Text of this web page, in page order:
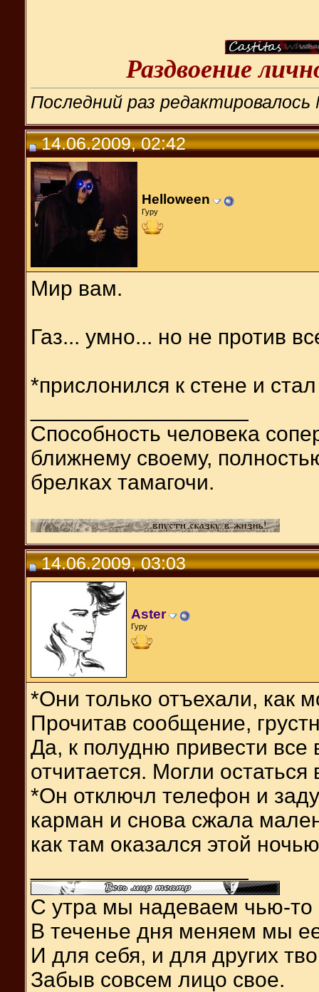
Раздвоение
Последний раз
14.06.2009, 02:42
Helloween
Гуру
Мир вам.
Газ... умно... но не против
*прислонился к стене и
Способность человека
ближнему своему,
брелках тамагочи.
14.06.2009, 03:03
Aster
Гуру
*Они только отъехали, как
Прочитав сообщение,
Да, к полудню привести все
отчитается. Могли
*Он отключл телефон и
карман и снова сжала
как там оказался этой
С утра мы надеваем чью-то
В теченье дня меняем мы
И для себя, и для других
Забыв совсем лицо свое.